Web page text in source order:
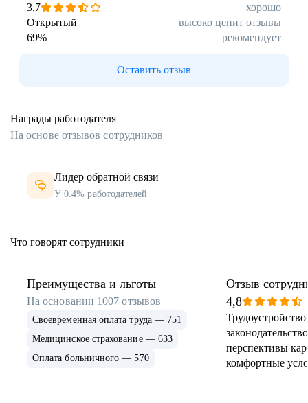
3,7
хорошо
Открытый
высоко ценит отзывы
69% рекомендует
Оставить отзыв
Награды работодателя
На основе отзывов сотрудников
Лидер обратной связи
У 0.4% работодателей
Что говорят сотрудники
Преимущества и льготы
На основании 1007 отзывов
Своевременная оплата труда — 751
Медицинское страхование — 633
Оплата больничного — 570
Отзыв
4,8
перспективы
комфортные